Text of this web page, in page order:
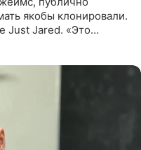
якобы клонировали.
Just Jared. «Это